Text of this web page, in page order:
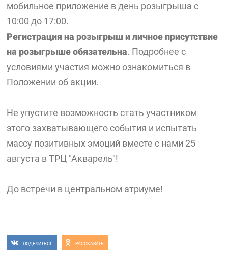
мобильное приложение в день розыгрыша с
10:00 до 17:00.
Регистрация на розыгрыш и личное присутствие
на розыгрыше обязательна. Подробнее с
условиями участия можно ознакомиться в
Положении об акции.
Не упустите возможность стать участником
этого захватывающего события и испытать
массу позитивных эмоций вместе с нами 25
августа в ТРЦ "Акварель"!
До встречи в центральном атриуме!
ПОДЕЛИТЬСЯ РАССКАЗАТЬ